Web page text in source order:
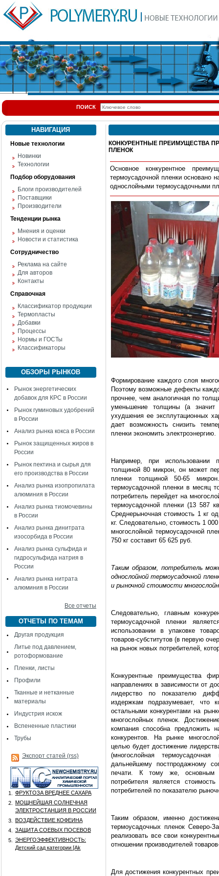
ПОИСК
НАВИГАЦИЯ
Новые технологии
Новинки
Технологии
Подбор оборудования
Блоги производителей
Поставщики
Производители
Тенденции рынка
Мнения и оценки
Новости и статистика
Сотрудничество
Реклама на сайте
Для авторов
Контакты
Справочная
Классификатор продукции
Термопласты
Добавки
Процессы
Нормы и ГОСТы
Классификаторы
ОБЗОРЫ РЫНКОВ
Рынок энергетических
добавок для КРС в России
Рынок гуминовых удобрений
в России
Анализ рынка кокса в России
Рынок защищенных жиров в
России
Рынок пектина и сырья для
его производства в России
Анализ рынка изопропилата
алюминия в России
Анализ рынка тиомочевины
в России
Анализ рынка динитрата
изосорбида в России
Анализ рынка сульфида и
гидросульфида натрия в
России
Анализ рынка нитрата
алюминия в России
Все отчеты
ОТЧЕТЫ ПО ТЕМАМ
Другая продукция
Литье под давлением,
ротоформование
Пленки, листы
Профили
Тканные и нетканные
материалы
Индустрия искож
Вспененные пластики
Трубы
Экспорт статей (rss)
1.
ФРУКТОЗА ВРЕДНЕЕ САХАРА
2.
МОЩНЕЙШАЯ СОЛНЕЧНАЯ
ЭЛЕКТРОСТАНЦИЯ В РОССИИ
3.
ВОЗДЕЙСТВИЕ КОФЕИНА
4.
ЗАЩИТА СОЕВЫХ ПОСЕВОВ
5.
ЭНЕРГОЭФФЕКТИВНОСТЬ:
Детский сад категории [Аk
КОНКУРЕНТНЫЕ ПРЕИМУЩЕСТВА
ПЛЕНОК
Основное конкурентное
термоусадочной пленки основано
однослойными термоусадочными
Формирование каждого слоя
Поэтому возможные дефекты
прочнее, чем аналогичная по
уменьшение толщины (а значит
ухудшения ее эксплутационных
дает возможность снизить
пленки экономить электроэнергию.
Например, при использовании
толщиной 80 микрон, он может
пленки толщиной 50-65
термоусадочной пленки в месяц
потребитель перейдет на
термоусадочной пленки (13 587
Среднерыночная стоимость 1 кг
кг. Следовательно, стоимость 1
многослойной термоусадочной
750 кг составит 65 625 руб.
Таким образом, потребитель
однослойной термоусадочной
и рыночной стоимости
Следовательно, главным
термоусадочной пленки
использовании в упаковке
товаров-субститутов (в первую
на рынок новых потребителей,
Конкурентные преимущества
направлениях в зависимости от
лидерство по показателю
издержкам подразумевает, что
остальными конкурентами на
многослойных пленок.
компания способна предложить
конкурентов. На рынке
целью будет достижение
(многослойная
дальнейшему постпродажному
печати. К тому же, основным
потребителя является
потребителей по показателю
Таким образом, именно
термоусадочных пленок Северо-
реализовать все свои
отношении производителей
Для достижения конкурентных